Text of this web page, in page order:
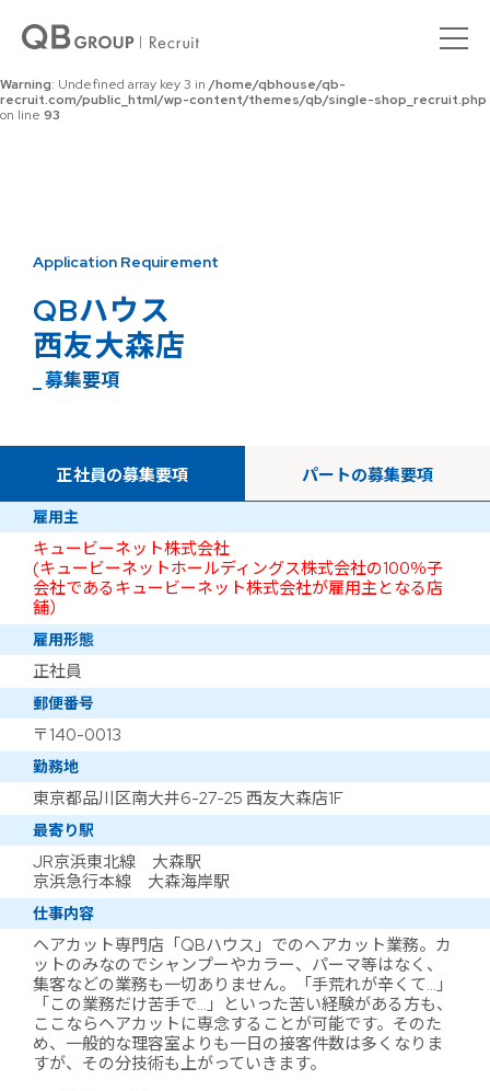
Warning : Undefined array key 0 in
recruit.com/public_html/wp-content/themes/qb/single-shop_recruit.php
on line92
Warning: Undefined array key 3 in /home/qbhouse/qb-
recruit.com/public_html/wp-content/themes/qb/single-shop_recruit.php
on line 93
Application Requirement
QBハウス
西友大森店
_ 募集要項
正社員の募集要項 パートの募集要項
雇用主
キュービーネット株式会社
(キュービーネットホールディングス株式会社の100％子
会社であるキュービーネット株式会社が雇用主となる店
舗）
雇用形態
正社員
郵便番号
〒140-0013
勤務地
東京都品川区南大井6-27-25 西友大森店1F
最寄り駅
JR京浜東北線 大森駅
京浜急行本線 大森海岸駅
仕事内容
ヘアカット専門店「QBハウス」でのヘアカット業務。カ
ットのみなのでシャンプーやカラー、パーマ等はなく、
集客などの業務も一切ありません。「手荒れが辛くて…」
「この業務だけ苦手で…」といった苦い経験がある方も、
ここならヘアカットに専念することが可能です。そのた
め、一般的な理容室よりも一日の接客件数は多くなりま
すが、その分技術も上がっていきます。